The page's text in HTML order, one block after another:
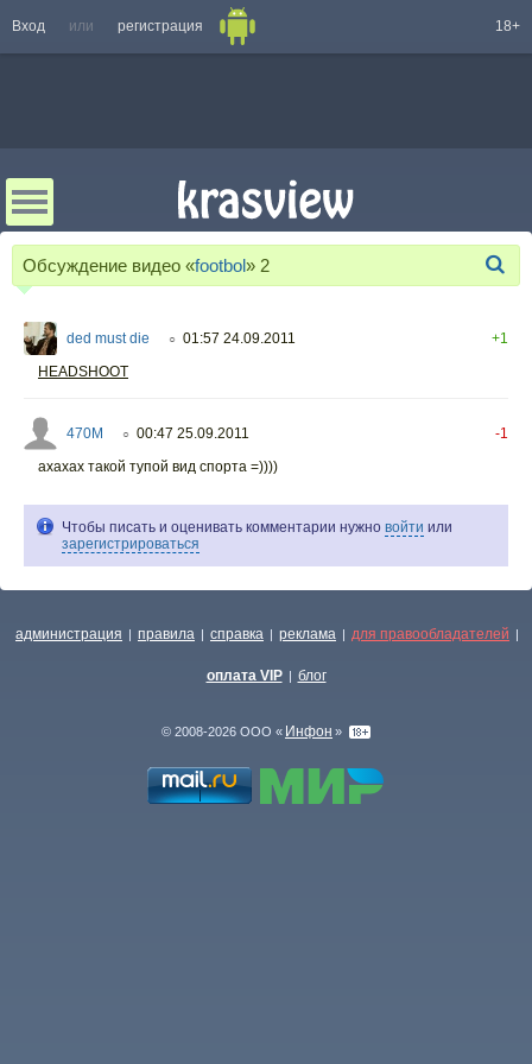
Вход или регистрация 18+
Обсуждение видео «footbol» 2
ded must die ○ 01:57 24.09.2011
+1
HEADSHOOT
470M ○ 00:47 25.09.2011
-1
ахахах такой тупой вид спорта =))))
Чтобы писать и оценивать комментарии нужно войти или
зарегистрироваться
администрация | правила | справка | реклама | для правообладателей |
оплата VIP | блог
© 2008-2026 ООО « Инфон »